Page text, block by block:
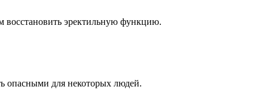
восстановить эректильную функцию.
опасными для некоторых людей.